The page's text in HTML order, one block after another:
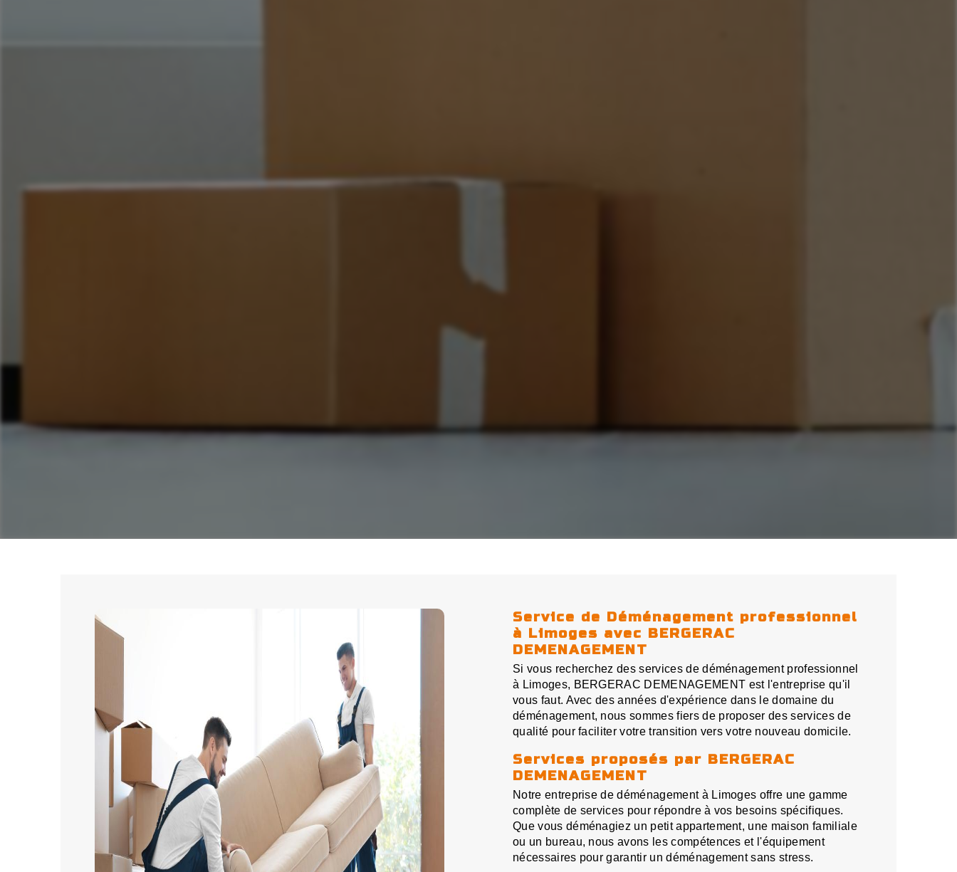
Service de Déménagement professionnel
à Limoges avec BERGERAC
DEMENAGEMENT
Si vous recherchez des services de déménagement professionnel
à Limoges, BERGERAC DEMENAGEMENT est l'entreprise qu'il
vous faut. Avec des années d'expérience dans le domaine du
déménagement, nous sommes fiers de proposer des services de
qualité pour faciliter votre transition vers votre nouveau domicile.
Services proposés par BERGERAC
DEMENAGEMENT
Notre entreprise de déménagement à Limoges offre une gamme
complète de services pour répondre à vos besoins spécifiques.
Que vous déménagiez un petit appartement, une maison familiale
ou un bureau, nous avons les compétences et l'équipement
nécessaires pour garantir un déménagement sans stress.